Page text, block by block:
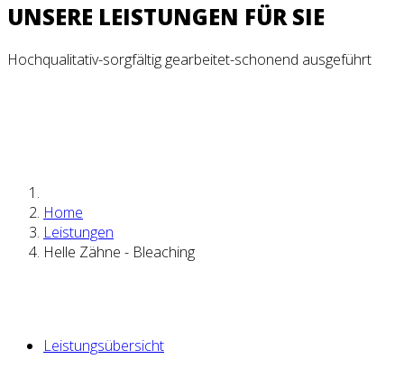
UNSERE LEISTUNGEN FÜR SIE
Hochqualitativ-sorgfältig gearbeitet-schonend ausgeführt
Home
Leistungen
Helle Zähne - Bleaching
Leistungsübersicht